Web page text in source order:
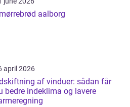
aalborg
april 2026
af vinduer: sådan får
bedre indeklima og lavere